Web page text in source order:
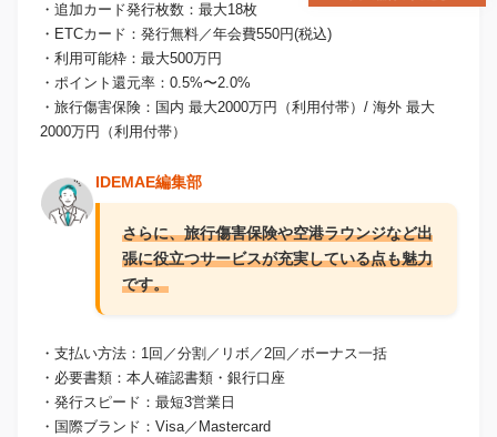
・追加カード発行枚数：最大18枚
・ETCカード：発行無料／年会費550円(税込)
・利用可能枠：最大500万円
・ポイント還元率：0.5%〜2.0%
・旅行傷害保険：国内 最大2000万円（利用付帯）/ 海外 最大
2000万円（利用付帯）
IDEMAE編集部
さらに、旅行傷害保険や空港ラウンジなど出
張に役立つサービスが充実している点も魅力
です。
・支払い方法：1回／分割／リボ／2回／ボーナス一括
・必要書類：本人確認書類・銀行口座
・発行スピード：最短3営業日
・国際ブランド：Visa／Mastercard